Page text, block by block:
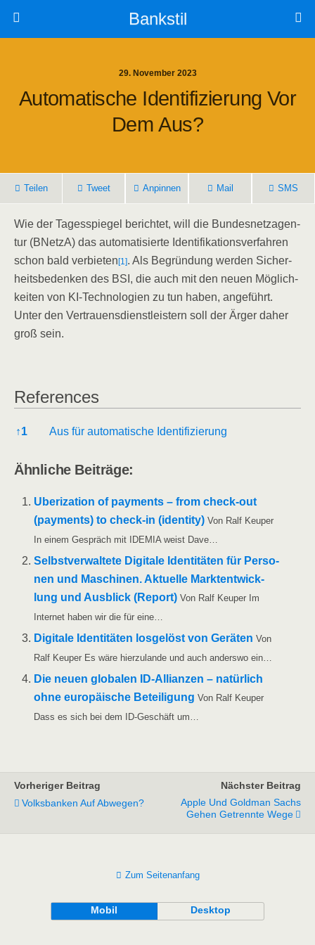
Bankstil
29. November 2023
Auto­ma­ti­sche Iden­ti­fi­zie­rung Vor
Dem Aus?
Tei­len Tweet Anpin­nen Mail SMS
Wie der Tages­spie­gel berich­tet, will die Bun­des­netz­agen­
tur (BNetzA) das auto­ma­ti­sier­te Iden­ti­fi­ka­ti­ons­ver­fah­ren
schon bald ver­bie­ten [1]. Als Begrün­dung wer­den Sicher­
heits­be­den­ken des BSI, die auch mit den neu­en Mög­lich­
kei­ten von KI-Tech­no­lo­gien zu tun haben, ange­führt.
Unter den Ver­trau­ens­dienst­leis­tern soll der Ärger daher
groß sein.
Refe­ren­ces
Refe­ren­ces
↑1 Aus für auto­ma­ti­sche Identifizierung
Ähn­li­che Beiträge:
Ube­riza­ti­on of pay­ments – from check-out
(pay­ments) to check-in (iden­ti­ty) Von Ralf Keu­per
In einem Gespräch mit IDEMIA weist Dave…
Selbst­ver­wal­te­te Digi­ta­le Iden­ti­tä­ten für Per­so­
nen und Maschi­nen. Aktu­el­le Markt­ent­wick­
lung und Aus­blick (Report) Von Ralf Keu­per Im
Inter­net haben wir die für eine…
Digi­ta­le Iden­ti­tä­ten los­ge­löst von Gerä­ten Von
Ralf Keu­per Es wäre hier­zu­lan­de und auch anders­wo ein…
Die neu­en glo­ba­len ID-Alli­an­­zen – natür­lich
ohne euro­päi­sche Betei­li­gung Von Ralf Keu­per
Dass es sich bei dem ID-Geschäft um…
Vorheriger Beitrag
Volksbanken Auf Abwegen?
Nächster Beitrag
Apple Und Goldman Sachs
Gehen Getrennte Wege
Zum Seitenanfang
Mobil Desktop